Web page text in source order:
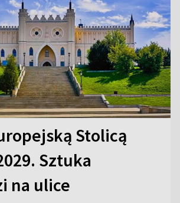
Stolicą
Sztuka
na ulice